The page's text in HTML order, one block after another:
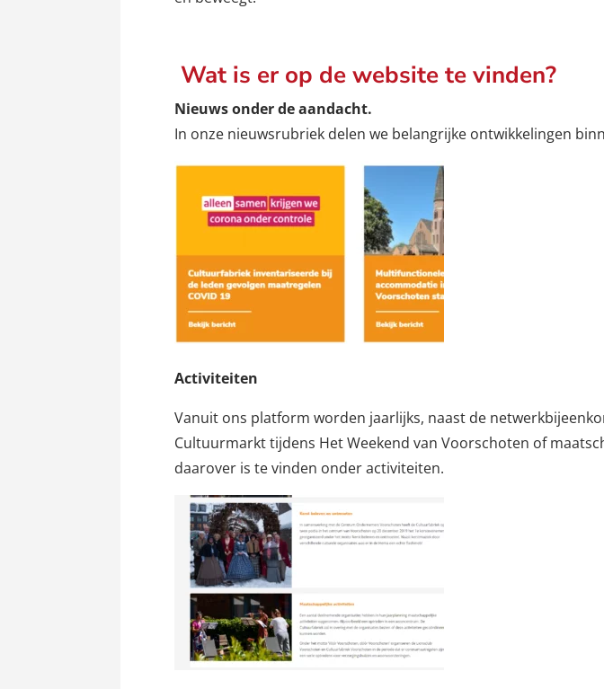
Wat is er op de website te vinden?
Nieuws onder de aandacht.
In onze nieuwsrubriek delen we belangrijke ontwikkelingen
Activiteiten
Vanuit ons platform worden jaarlijks, naast de
Cultuurmarkt tijdens Het Weekend van Voorschoten of
daarover is te vinden onder activiteiten.